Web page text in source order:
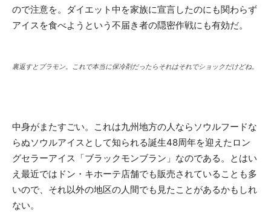
ので注意を。ダイエット中を家族に宣言したのにも関わらず
アイスを食べようという不届き者の隠密作戦にも有効だ。
裏返すとブラモン。これで本当に保冷剤だったらそれはそれでショックだけどね。
中身がまたすごい。これは九州地方の人ならソウルフードな
らぬソウルアイスとして知られる誕生48周年を迎えたロン
グセラーアイス「ブラックモンブラン」なのである。とはい
え最近ではドン・キホーテ店舗でも販売されていることも多
いので、それ以外の地区の人間でも見たことがあるかもしれ
ない。